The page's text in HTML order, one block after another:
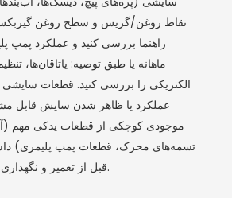
نقاط روغن/گریس و سطح روغن
راهنما بررسی کنید و عملکرد پمپ
ماهانه یا طبق توصیه: یاتاقان‌ها،
الکتریکی را بررسی کنید. قطعات
عملکرد یا ظاهر شدن سایش قابل
موجودی کوچکی از قطعات یدکی مهم
تسمه‌های محرک، قطعات پمپ پلیمری)
قبل از تعمیر و نگهداری، برق را قطع کنید.